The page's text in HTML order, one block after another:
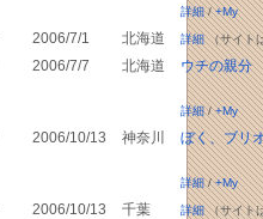
詳細/+My
2006/7/1 北海道 詳細（サイト
2006/7/7 北海道 ウチの親分
詳細/+My
2006/10/13 神奈川 ぼく、ブリ
詳細/+My
2006/10/13 千葉 詳細（サイト